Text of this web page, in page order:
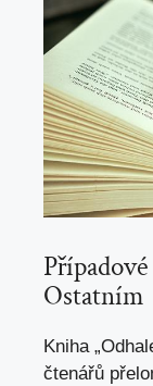
Ostatním
Kniha
čtenářů